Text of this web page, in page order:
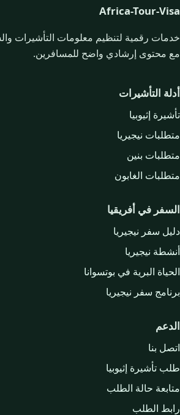
Africa-Tour-Visa
خدمات رقمية لتنظيم معلومات التأشيرات
مع محتوى إرشادي واضح للمسافرين.
أدلة التأشيرات
تأشيرة إثيوبيا
متطلبات نيجيريا
متطلبات بنين
متطلبات الغابون
السفر في أفريقيا
دليل سفر نيجيريا
أنشطة نيجيريا
الحياة البرية في بوتسوانا
برنامج سفر نيجيريا
الدعم
اتصل بنا
طلب تأشيرة إثيوبيا
متابعة حالة الطلب
رابط الطلب